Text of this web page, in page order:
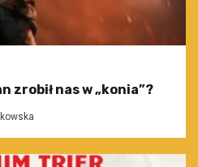
zrobił nas w „konia”?